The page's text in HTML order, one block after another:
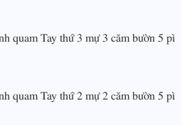
quam Tay thứ 3 mự 3 căm bườn 5 pì
quam Tay thứ 2 mự 2 căm bườn 5 pì